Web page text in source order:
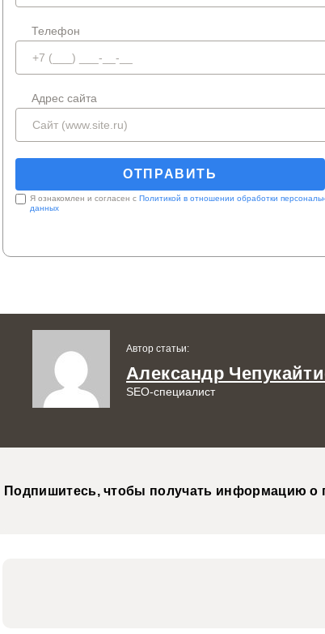
Телефон
Адрес сайта
Я ознакомлен и согласен с Политикой в отношении обработки
данных
Автор статьи:
Александр
SEO-специалист
Подпишитесь, чтобы получать информацию о